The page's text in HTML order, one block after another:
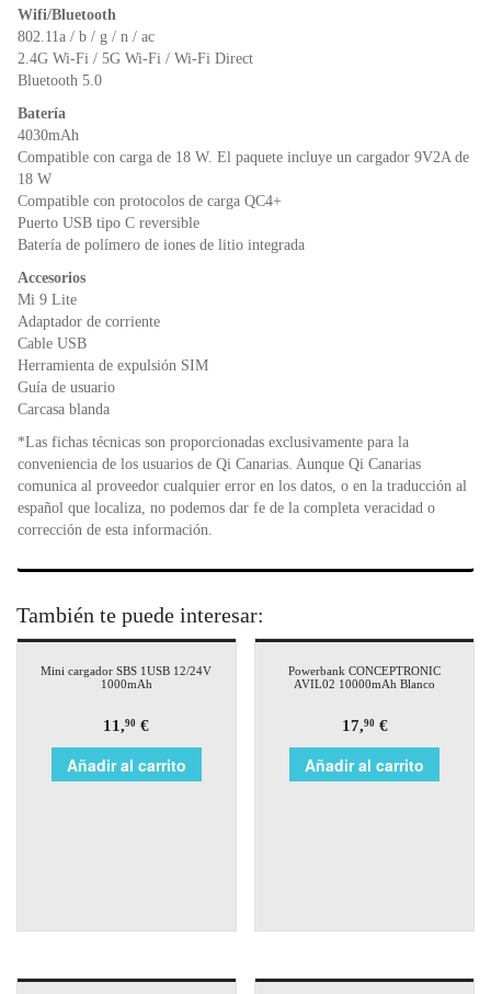
Wifi/Bluetooth
802.11a / b / g / n / ac
2.4G Wi-Fi / 5G Wi-Fi / Wi-Fi Direct
Bluetooth 5.0
Batería
4030mAh
Compatible con carga de 18 W. El paquete incluye un cargador 9V2A de
18 W
Compatible con protocolos de carga QC4+
Puerto USB tipo C reversible
Batería de polímero de iones de litio integrada
Accesorios
Mi 9 Lite
Adaptador de corriente
Cable USB
Herramienta de expulsión SIM
Guía de usuario
Carcasa blanda
*Las fichas técnicas son proporcionadas exclusivamente para la
conveniencia de los usuarios de Qi Canarias. Aunque Qi Canarias
comunica al proveedor cualquier error en los datos, o en la traducción al
español que localiza, no podemos dar fe de la completa veracidad o
corrección de esta información.
También te puede interesar:
Mini cargador SBS 1USB 12/24V
1000mAh
11,90 €
Añadir al carrito
Powerbank CONCEPTRONIC
AVIL02 10000mAh Blanco
17,90€
Añadir al carrito